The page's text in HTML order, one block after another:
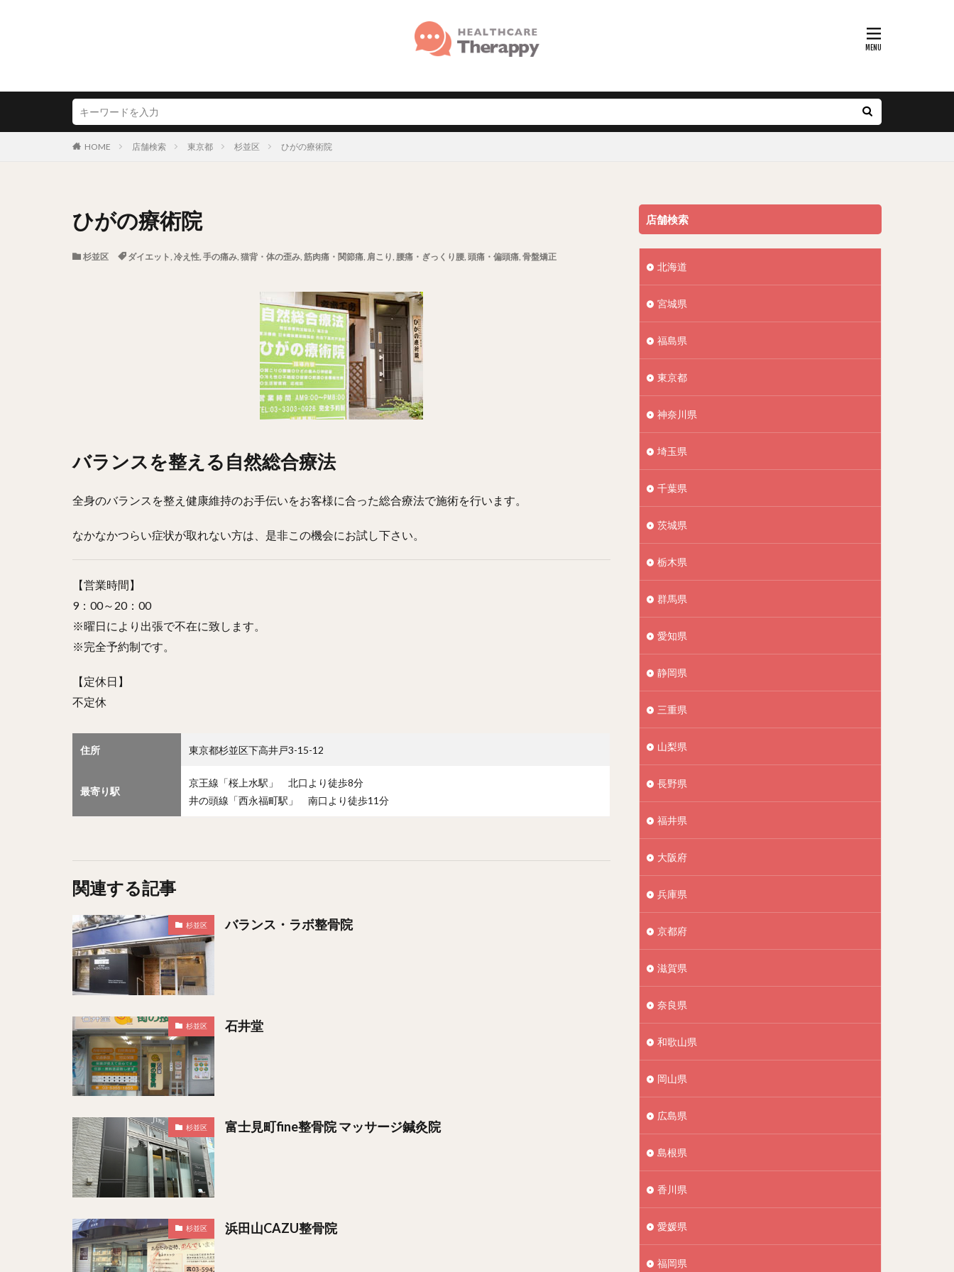
HOME 店舗検索 東京都 杉並区 ひがの療術院
ひがの療術院
杉並区 ダイエット, 冷え性, 手の痛み, 猫背・体の歪み, 筋肉痛・関節痛, 肩こり, 腰痛・ぎっくり腰, 頭痛・偏頭痛, 骨盤矯正
バランスを整える自然総合療法
全身のバランスを整え健康維持のお手伝いをお客様に合った総合療法で施術を行います。
なかなかつらい症状が取れない方は、是非この機会にお試し下さい。
【営業時間】
9：00～20：00
※曜日により出張で不在に致します。
※完全予約制です。
【定休日】
不定休
住所 東京都杉並区下高井戸3-15-12
最寄り駅
京王線「桜上水駅」 北口より徒歩8分
井の頭線「西永福町駅」 南口より徒歩11分
関連する記事
杉並区 バランス・ラボ整骨院
杉並区 石井堂
杉並区 富士見町fine整骨院 マッサージ鍼灸院
杉並区 浜田山CAZU整骨院
店舗検索
北海道
宮城県
福島県
東京都
神奈川県
埼玉県
千葉県
茨城県
栃木県
群馬県
愛知県
静岡県
三重県
山梨県
長野県
福井県
大阪府
兵庫県
京都府
滋賀県
奈良県
和歌山県
岡山県
広島県
島根県
香川県
愛媛県
福岡県